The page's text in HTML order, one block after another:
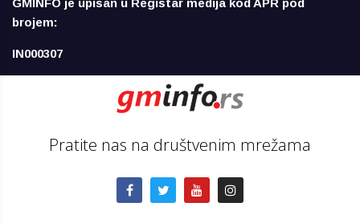
brojem:
IN000307
Pratite nas na društvenim mrežama